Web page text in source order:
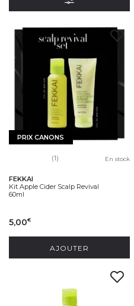
PRIX CANONS
(1) En stock
FEKKAI
Kit Apple Cider Scalp Revival
60ml
5,00€
AJOUTER